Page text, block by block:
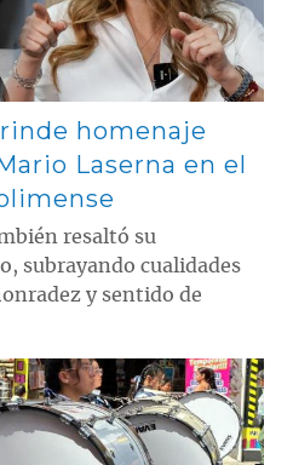
homenaje
Laserna en el
resaltó su
subrayando cualidades
y sentido de